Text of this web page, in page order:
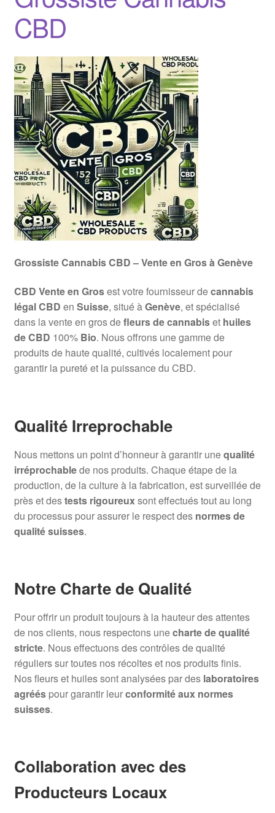
CBD
Grossiste Cannabis CBD – Vente en Gros à Genève
CBD Vente en Grosest votre fournisseur decannabis
légal CBD en Suisse, situé àGenève, et spécialisé
dans la vente en gros defleurs de cannabiset huiles
de CBD 100% Bio. Nous offrons une gamme de
produits de haute qualité, cultivés localement pour
garantir la pureté et la puissance du CBD.
Qualité Irreprochable
Nous mettons un point d’honneur à garantir unequalité
irréprochablede nos produits. Chaque étape de la
production, de la culture à la fabrication, est surveillée de
près et destests rigoureuxsont effectués tout au long
du processus pour assurer le respect des normes de
qualité suisses.
Notre Charte de Qualité
Pour offrir un produit toujours à la hauteur des attentes
de nos clients, nous respectons unecharte de qualité
stricte. Nous effectuons des contrôles de qualité
réguliers sur toutes nos récoltes et nos produits finis.
Nos fleurs et huiles sont analysées par des laboratoires
agrééspour garantir leurconformité aux normes
suisses.
Collaboration avec des
Producteurs Locaux